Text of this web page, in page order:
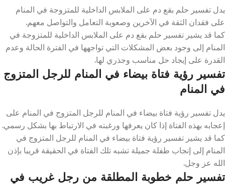
يدل تفسير حلم بقع دم على الملابس الداخلية للمتزوجة في المنام
على فقدان الثقة في الآخرين وصعوبة التعامل والتواصل معهم.
كما قد يشير تفسير حلم بقع دم على الملابس الداخلية للمتزوجة في
المنام إلى وجود بعض المشكلات التي تواجهها في الفترة الحالة وعدم
القدرة على إيجاد حل مناسب وجذري لها.
تفسير رؤية فتاة بيضاء في المنام للرجل المتزوج
في المنام
يدل تفسير رؤية فتاة بيضاء في المنام للرجل المتزوج في المنام على
إعجابه بهذه الفتاة إذا كان يعرفها ورغبته في الارتباط بها بشكل رسمي.
كما قد يشير تفسير رؤية فتاة بيضاء في المنام للرجل المتزوج في
المنام إلى إنجاب طفلة جميلة تشبه تلك الفتاة في الحقيقة قريبا بإذن
الله عز وجل.
تفسير حلم خطوبة المطلقة من رجل غريب في